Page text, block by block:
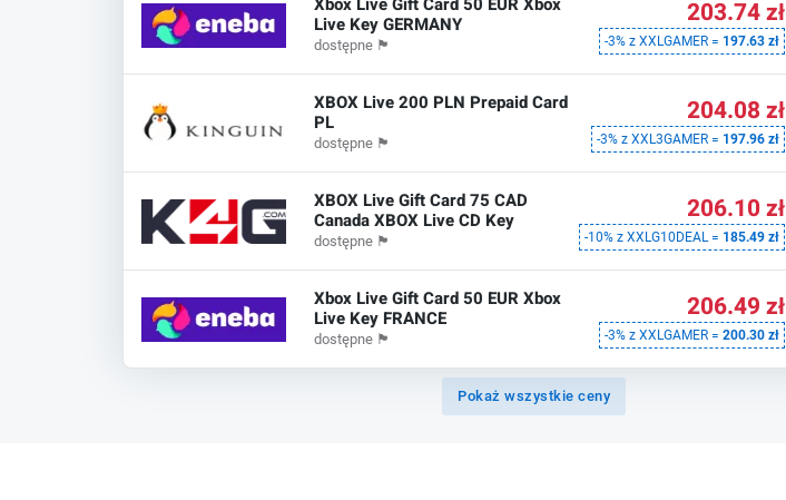
Live Key GERMANY
dostępne 🏴
203.74 zł
-3% z XXLGAMER = 197.63 zł
XBOX Live 200 PLN Prepaid Card
PL
dostępne 🏴
204.08 zł
-3% z XXL3GAMER = 197.96 zł
XBOX Live Gift Card 75 CAD
Canada XBOX Live CD Key
dostępne 🏴
206.10 zł
-10% z XXLG10DEAL = 185.49 zł
Xbox Live Gift Card 50 EUR Xbox
Live Key FRANCE
dostępne 🏴
206.49 zł
-3% z XXLGAMER =200.30 zł
Pokaż wszystkie ceny